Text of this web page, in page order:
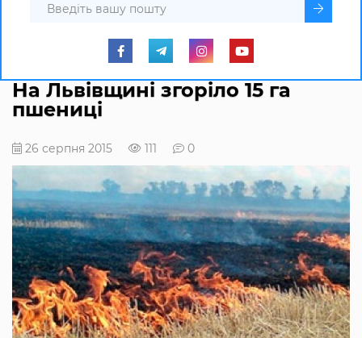
На Львівщині згоріло 15 га
пшениці
26 серпня 2015 111 0